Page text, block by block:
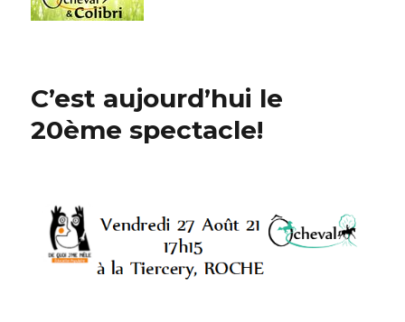
C’est aujourd’hui le
20ème spectacle!